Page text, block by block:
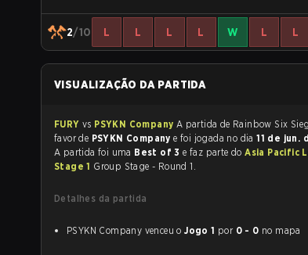
2/10 L L L L W L L
VISUALIZAÇÃO DA PARTIDA
FURY vs PSYKN Company
favor de PSYKN Company e foi jogada no dia11 de jun.
A partida foi uma Best of 3e faz parte doAsia Pacific
Stage 1 Group Stage - Round 1.
Detalhes da partida
PSYKN Company venceu oJogo 1 por 0 - 0 no mapa